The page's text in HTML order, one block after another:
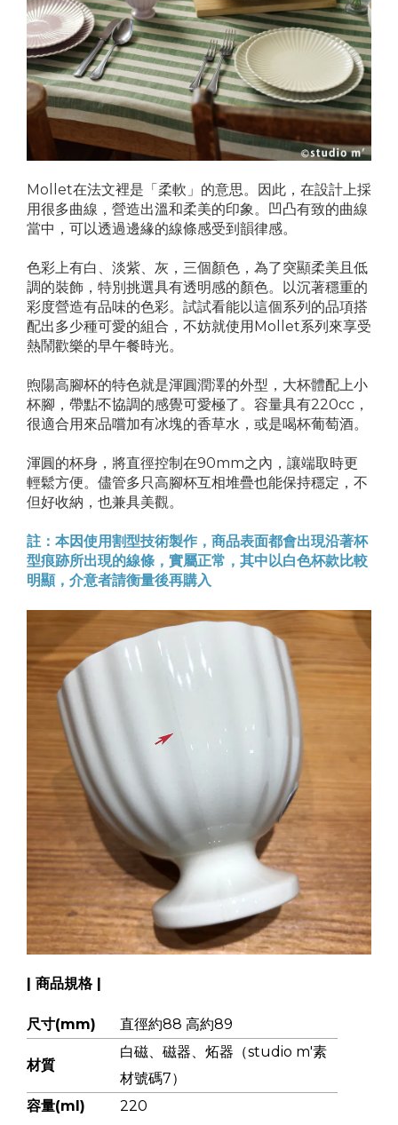
Mollet在法文裡是「柔軟」的意思。因此，在設計上採
用很多曲線，營造出溫和柔美的印象。凹凸有致的曲線
當中，可以透過邊緣的線條感受到韻律感。
色彩上有白、淡紫、灰，三個顏色，為了突顯柔美且低
調的裝飾，特別挑選具有透明感的顏色。以沉著穩重的
彩度營造有品味的色彩。 試試看能以這個系列的品項搭
配出多少種可愛的組合，不妨就使用Mollet系列來享受
熱鬧歡樂的早午餐時光。
煦陽高腳杯的特色就是渾圓潤澤的外型，大杯體配上小
杯腳，帶點不協調的感覺可愛極了。容量具有220cc，
很適合用來品嚐加有冰塊的香草水，或是喝杯葡萄酒。
渾圓的杯身，將直徑控制在90mm之內，讓端取時更
輕鬆方便。儘管多只高腳杯互相堆疊也能保持穩定，不
但好收納，也兼具美觀。
註：本因使用割型技術製作，商品表面都會出現沿著杯
型痕跡所出現的線條，實屬正常，其中以白色杯款比較
明顯，介意者請衡量後再購入
| 商品規格 |
尺寸(mm) 直徑約88 高約89
材質
白磁、磁器、炻器（studio m'素
材號碼7）
容量(ml)
220